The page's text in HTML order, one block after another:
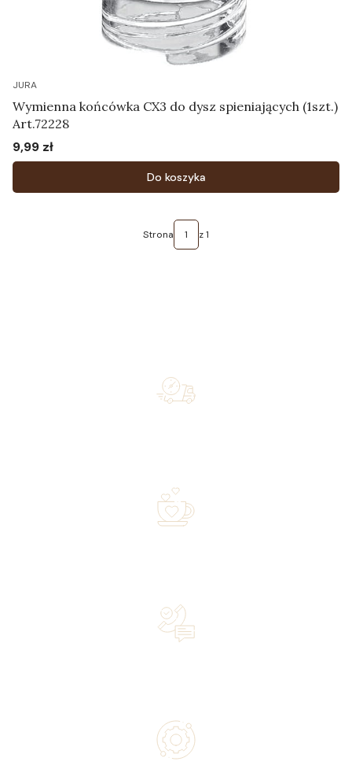
JURA
Wymienna końcówka CX3 do dysz spieniających (1szt.)
Art.72228
Cena
9,99 zł
Do koszyka
Strona z 1